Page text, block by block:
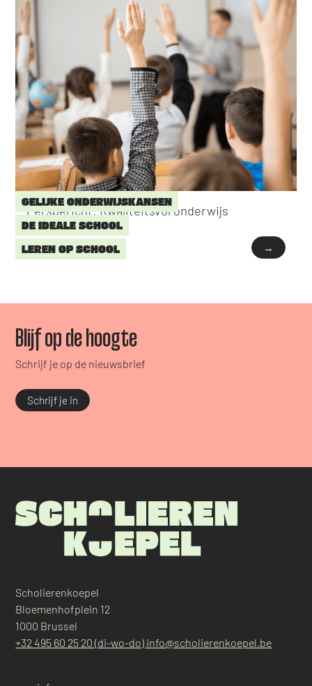
GELIJKE ONDERWIJSKANSEN
DE IDEALE SCHOOL
LEREN OP SCHOOL
Persbericht: Kwaliteitsvol onderwijs
→
Blijf op de hoogte
Schrijf je op de nieuwsbrief
Schrijf je in
Scholierenkoepel
Bloemenhofplein 12
1000 Brussel
+32 495 60 25 20 (di-wo-do) info@scholierenkoepel.be